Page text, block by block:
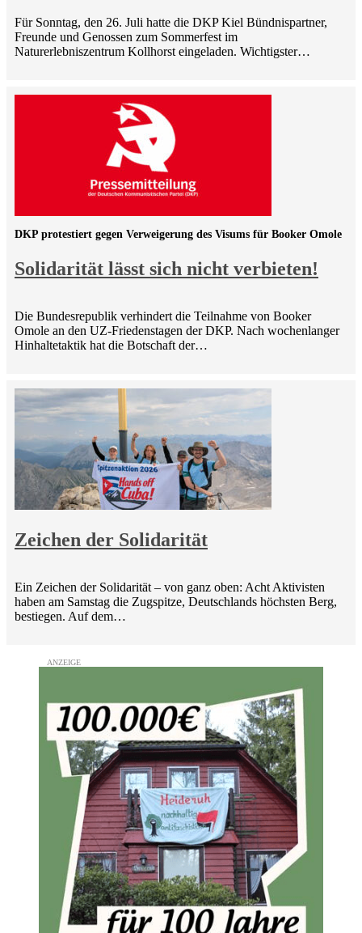
Für Sonntag, den 26. Juli hatte die DKP Kiel Bündnispartner,
Freunde und Genossen zum Sommerfest im
Naturerlebniszentrum Kollhorst eingeladen. Wichtigster…
Solidarität lässt sich nicht verbieten!
DKP protestiert gegen Verweigerung des Visums für Booker Omole
Die Bundesrepublik verhindert die Teilnahme von Booker
Omole an den UZ-Friedenstagen der DKP. Nach wochenlanger
Hinhaltetaktik hat die Botschaft der…
Zeichen der Solidarität
Ein Zeichen der Solidarität – von ganz oben: Acht Aktivisten
haben am Samstag die Zugspitze, Deutschlands höchsten Berg,
bestiegen. Auf dem…